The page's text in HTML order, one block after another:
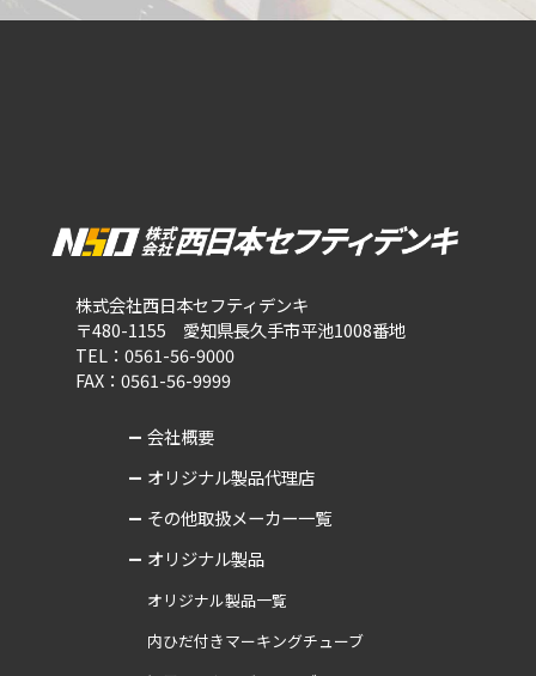
株式会社西日本セフティデンキ
〒480-1155 愛知県長久手市平池1008番地
TEL：0561-56-9000
FAX：0561-56-9999
会社概要
オリジナル製品代理店
その他取扱メーカー一覧
オリジナル製品
オリジナル製品一覧
内ひだ付きマーキングチューブ